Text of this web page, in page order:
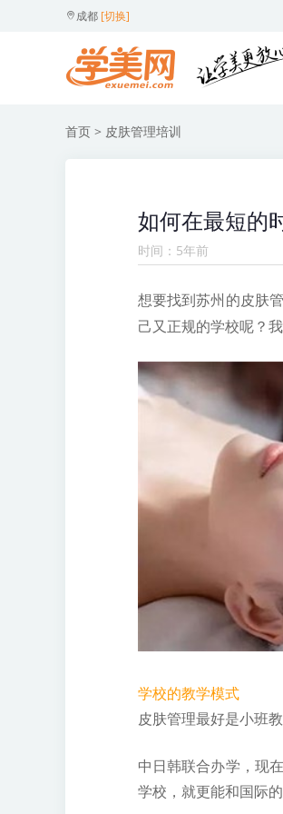
成都 [切换]
首页 > 皮肤管理培训
如何在最短的
时间：5年前
想要找到苏州的皮肤
己又正规的学校呢？
学校的教学模式
皮肤管理最好是小班
中日韩联合办学，现
学校，就更能和国际